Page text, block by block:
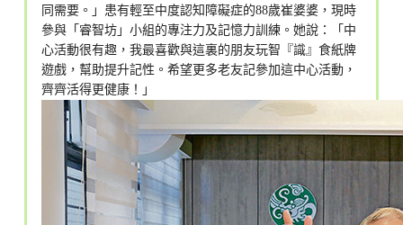
同需要。」患有輕至中度認知障礙症的88歲崔婆婆，現時
參與「睿智坊」小組的專注力及記憶力訓練。她說：「中
心活動很有趣，我最喜歡與這裏的朋友玩智『識』食紙牌
遊戲，幫助提升記性。希望更多老友記參加這中心活動，
齊齊活得更健康！」